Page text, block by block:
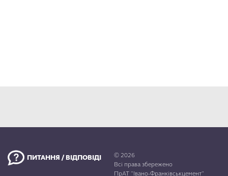
ПИТАННЯ / ВІДПОВІДІ
© 2026
Всі права збережено
ПрАТ "Івано-Франківськцемент"